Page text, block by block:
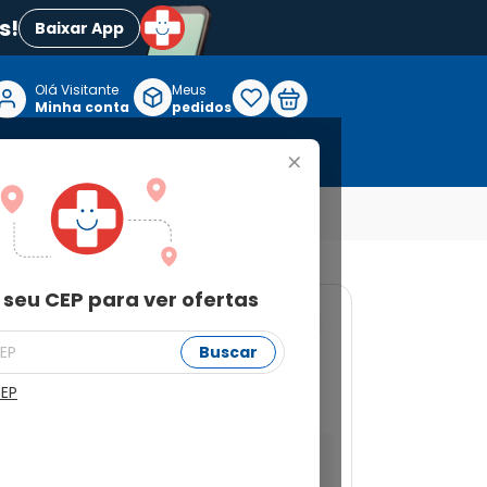
Baixar App
+
CEP para ver ofertas
Buscar
Olá Visitante
Minha conta
Meus
pedidos
K-Y Original
ver ofertas